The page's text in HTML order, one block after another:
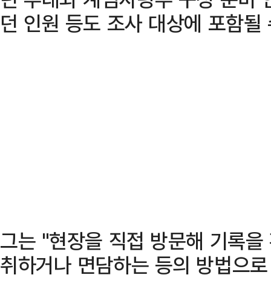
던 인원 등도 조사 대상에 포함
그는 "현장을 직접 방문해 기록
취하거나 면담하는 등의 방법으